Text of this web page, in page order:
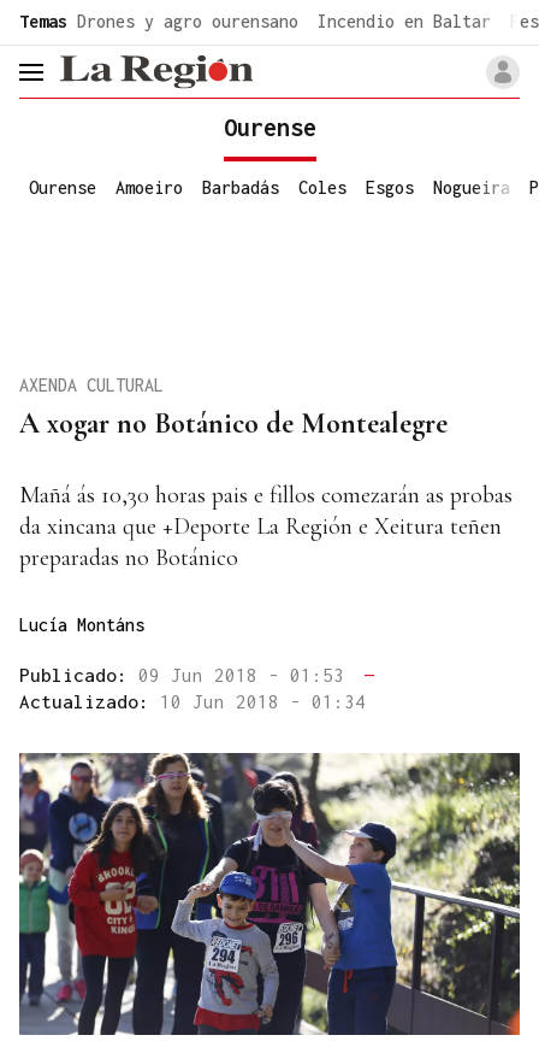
Temas Drones y agro ourensano Incendio en Baltar
header.menu.open
Ourense
Ourense Amoeiro Barbadás Coles Esgos Nogueira
A xogar no Botánico de Montealegre
AXENDA CULTURAL
Mañá ás 10,30 horas pais e fillos comezarán as probas
da xincana que +Deporte La Región e Xeitura teñen
preparadas no Botánico
Lucía Montáns
Publicado: 09 Jun 2018 - 01:53
—
Actualizado: 10 Jun 2018 - 01:34